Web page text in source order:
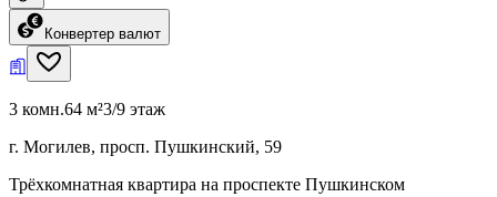
Конвертер валют
3 комн.64 м²3/9 этаж
г. Могилев, просп. Пушкинский, 59
Трёхкомнатная квартира на проспекте Пушкинском